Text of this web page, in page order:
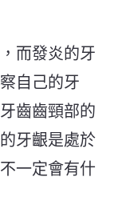
而發炎的牙
自己的牙
齒齒頸部的
牙齦是處於
一定會有什